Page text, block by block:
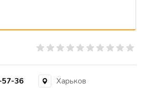
57-36
Харьков